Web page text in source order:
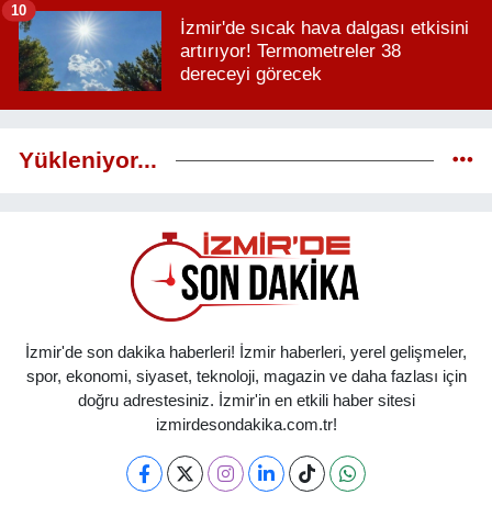
İzmir'de sıcak hava dalgası etkisini
artırıyor! Termometreler 38
dereceyi görecek
10
Yükleniyor...
İzmir'de son dakika haberleri! İzmir haberleri, yerel gelişmeler,
spor, ekonomi, siyaset, teknoloji, magazin ve daha fazlası için
doğru adrestesiniz. İzmir'in en etkili haber sitesi
izmirdesondakika.com.tr!